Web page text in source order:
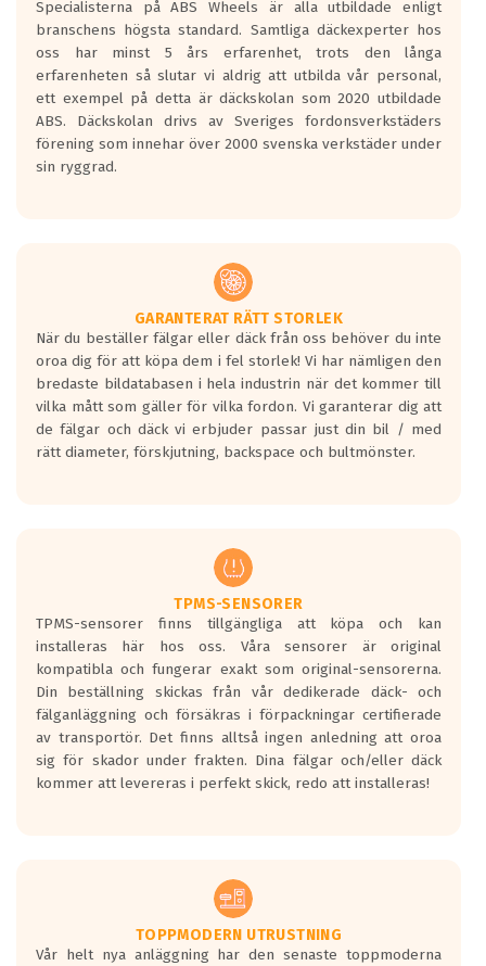
längsta.
Inga D eller G betyg delas ut för
personbilar och lätta lastbilar.
Betyget sätts efter ett test där däcken
skall bromsa in på en väg där det ligger
0.5-1.5 mm vatten.
I 80km/h kommer skillnaden på
Vid körning i över 50km/h brukar
rullmotståndets ljud överträffa
motorljudet.
På däckmärkningen kommer det finnas
en symbol av ett däck med vågar. Hög
bullernivå markeras med svarta vågor
medans de vita vågorna påvisar om det är
ett tyst däck.
regelverket som introduceras år 2016.
Ett däck med två svarta vågor är redan
godkända för år 2016 nya regelverk.
Ett däck med en svart våg kommer vara
minst tre decibel tystare än det
regelverk som börjar gälla 2016.
Specialisterna på ABS Wheels är alla utbildade enligt
branschens högsta standard. Samtliga däckexperter hos
oss har minst 5 års erfarenhet, trots den långa
erfarenheten så slutar vi aldrig att utbilda vår personal,
ett exempel på detta är däckskolan som 2020 utbildade
ABS. Däckskolan drivs av Sveriges fordonsverkstäders
förening som innehar över 2000 svenska verkstäder under
sin ryggrad.
GARANTERAT RÄTT STORLEK
När du beställer fälgar eller däck från oss behöver du inte
oroa dig för att köpa dem i fel storlek! Vi har nämligen den
bredaste bildatabasen i hela industrin när det kommer till
vilka mått som gäller för vilka fordon. Vi garanterar dig att
de fälgar och däck vi erbjuder passar just din bil / med
rätt diameter, förskjutning, backspace och bultmönster.
TPMS-SENSORER
TPMS-sensorer finns tillgängliga att köpa och kan
installeras här hos oss. Våra sensorer är original
kompatibla och fungerar exakt som original-sensorerna.
Din beställning skickas från vår dedikerade däck- och
fälganläggning och försäkras i förpackningar certifierade
av transportör. Det finns alltså ingen anledning att oroa
sig för skador under frakten. Dina fälgar och/eller däck
kommer att levereras i perfekt skick, redo att installeras!
TOPPMODERN UTRUSTNING
Vår helt nya anläggning har den senaste toppmoderna